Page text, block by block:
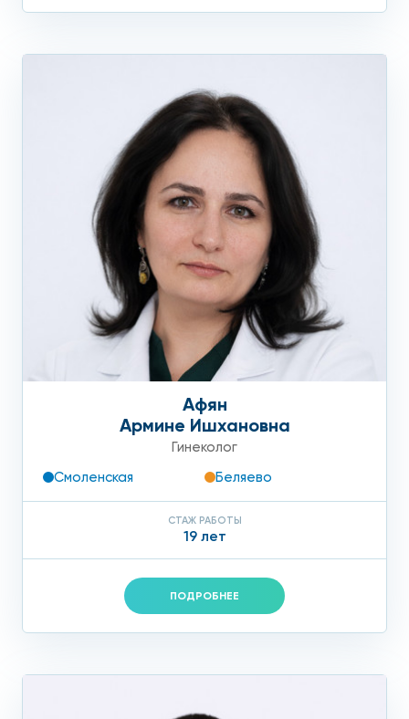
Афян
Армине Ишхановна
Гинеколог
Смоленская
Беляево
СТАЖ РАБОТЫ
19 лет
ПОДРОБНЕЕ